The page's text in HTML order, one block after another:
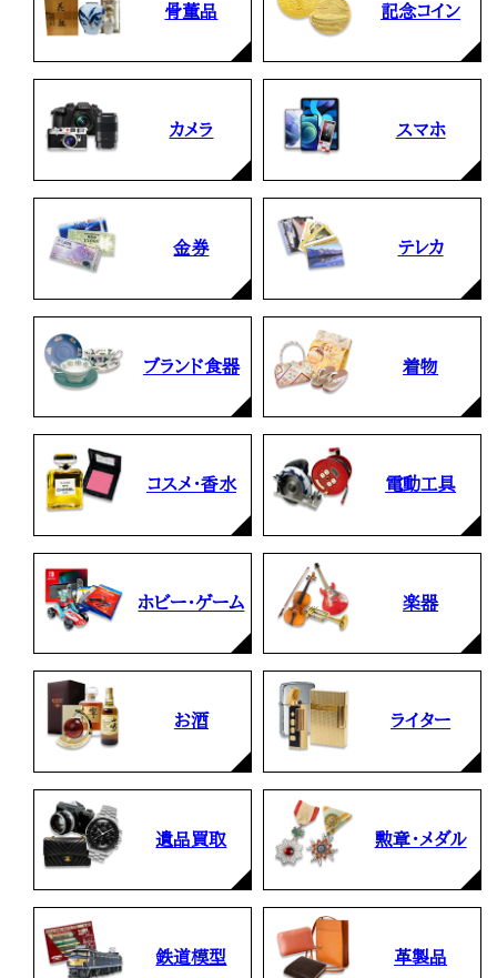
骨董品 記念コイン
カメラ スマホ
金券 テレカ
ブランド食器 着物
コスメ・香水 電動工具
ホビー・ゲーム 楽器
お酒 ライター
遺品買取 勲章・メダル
鉄道模型 革製品